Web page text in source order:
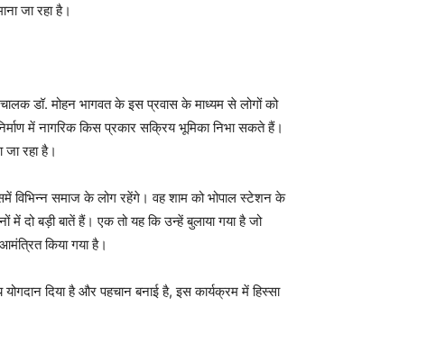
जा रहा है।
डॉ. मोहन भागवत के इस प्रवास के माध्यम से लोगों को
में नागरिक किस प्रकार सक्रिय भूमिका निभा सकते हैं।
रहा है।
विभिन्न समाज के लोग रहेंगे। वह शाम को भोपाल स्टेशन के
दो बड़ी बातें हैं। एक तो यह कि उन्हें बुलाया गया है जो
किया गया है।
दिया है और पहचान बनाई है, इस कार्यक्रम में हिस्सा